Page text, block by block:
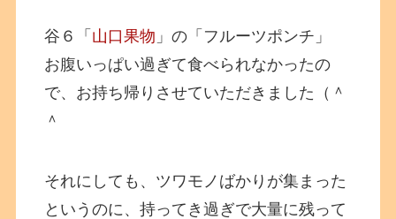
谷６「 山口果物 」の「フルーツポンチ」
お腹いっぱい過ぎて食べられなかったの
で、お持ち帰りさせていただきました（＾
＾
それにしても、ツワモノばかりが集まった
というのに、持ってき過ぎで大量に残って